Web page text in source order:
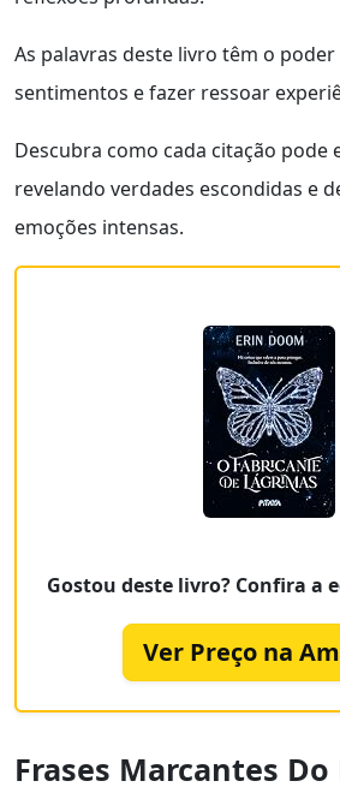
As palavras deste livro têm o poder
sentimentos e fazer ressoar
Descubra como cada citação pode
revelando verdades escondidas e
emoções intensas.
Gostou deste livro? Confira a
Ver Preço na
Frases Marcantes Do